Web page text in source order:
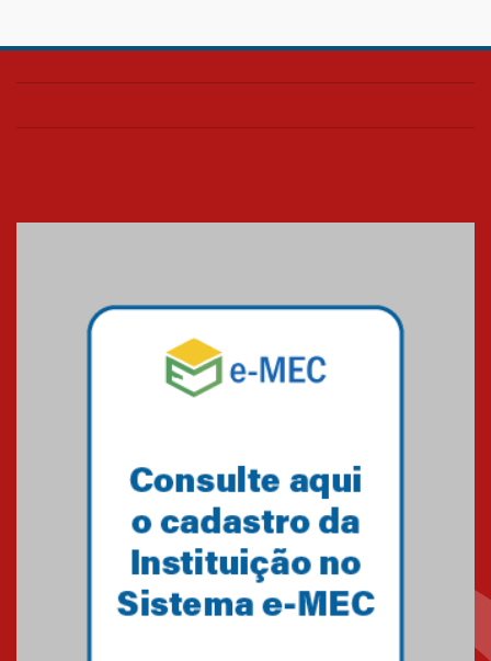
Confira como foi o culto mensal
Mackenzie mobiliza campanha
solidária para apoiar famílias em
Minas Gerais
Primeiro culto do ano ressalta o
27.02.2026